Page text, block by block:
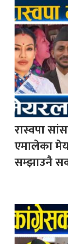
रास्वपा
एमालेका
सम्झाउनै